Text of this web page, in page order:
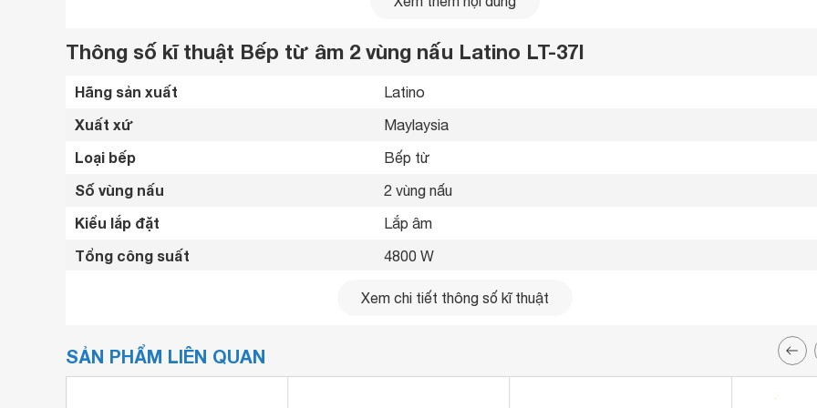
Thông số kĩ thuật Bếp từ âm 2 vùng nấu Latino LT-37I
Hãng sản xuất Latino
Xuất xứ Maylaysia
Loại bếp Bếp từ
Số vùng nấu 2 vùng nấu
Kiểu lắp đặt Lắp âm
Tổng công suất 4800 W
Bếp từ trái 2400W - Booster 2600W, Bếp từ phải 2400W -
2600W
Chất liệu mặt bếp
	Mặt kính Vitro Ceramic
Xem chi tiết thông số kĩ thuật
SẢN PHẨM LIÊN QUAN